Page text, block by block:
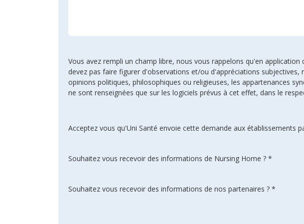
Vous avez rempli un champ libre, nous vous rappelons qu'en
devez pas faire figurer d'observations et/ou d'appréciations
opinions politiques, philosophiques ou religieuses, les appartenances
ne sont renseignées que sur les logiciels prévus à cet effet, dans le
Acceptez vous qu'Uni Santé envoie cette demande aux établissements
Souhaitez vous recevoir des informations de Nursing Home ? *
Souhaitez vous recevoir des informations de nos partenaires ? *